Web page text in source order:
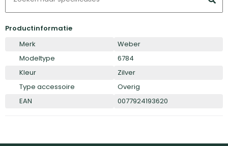
Productinformatie
Merk
Weber
Modeltype
6784
Kleur
Zilver
Type accessoire
Overig
EAN
0077924193620